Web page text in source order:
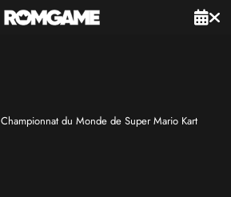
Championnat du Monde de Super Mario Kart